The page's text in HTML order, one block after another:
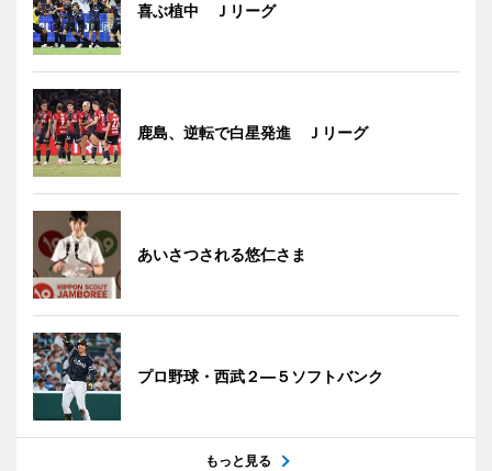
喜ぶ植中 Ｊリーグ
鹿島、逆転で白星発進 Ｊリーグ
あいさつされる悠仁さま
プロ野球・西武２―５ソフトバンク
もっと見る